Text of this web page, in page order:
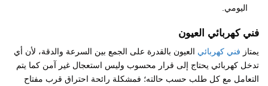
اليومي.
فني كهربائي العيون
يمتاز فني كهربائي العيون بالقدرة على الجمع بين السرعة والدقة، لأن أي
تدخل كهربائي يحتاج إلى قرار محسوب وليس استعجال غير آمن كما يتم
التعامل مع كل طلب حسب حالته؛ فمشكلة رائحة احتراق قرب مفتاح